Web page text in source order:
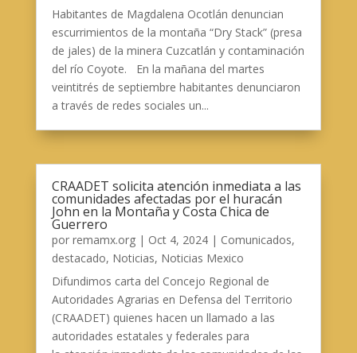
Habitantes de Magdalena Ocotlán denuncian
escurrimientos de la montaña “Dry Stack” (presa
de jales) de la minera Cuzcatlán y contaminación
del río Coyote. En la mañana del martes
veintitrés de septiembre habitantes denunciaron
a través de redes sociales un...
CRAADET solicita atención inmediata a las
comunidades afectadas por el huracán
John en la Montaña y Costa Chica de
Guerrero
por remamx.org| Oct 4, 2024| Comunicados,
destacado, Noticias, Noticias Mexico
Difundimos carta del Concejo Regional de
Autoridades Agrarias en Defensa del Territorio
(CRAADET) quienes hacen un llamado a las
autoridades estatales y federales para